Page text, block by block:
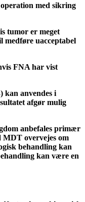
med sikring
tumor er meget
uacceptabel
FNA har vist
kan anvendes i
afgør mulig
anbefales primær
MDT overvejes om
behandling kan
kan være en